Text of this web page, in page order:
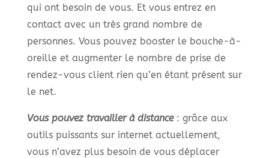
qui ont besoin de vous. Et vous entrez en
contact avec un très grand nombre de
personnes. Vous pouvez booster le bouche-à-
oreille et augmenter le nombre de prise de
rendez-vous client rien qu’en étant présent sur
le net.
Vous pouvez travailler à distance: grâce aux
outils puissants sur internet actuellement,
vous n’avez plus besoin de vous déplacer